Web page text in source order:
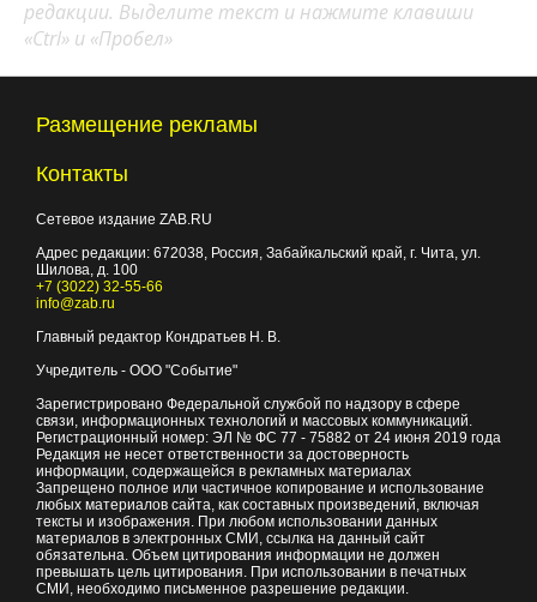
редакции. Выделите текст и нажмите клавиши
«Ctrl» и «Пробел»
Размещение рекламы
Контакты
Сетевое издание ZAB.RU
Адрес редакции: 672038, Россия, Забайкальский край, г. Чита, ул.
Шилова, д. 100
+7 (3022) 32-55-66
info@zab.ru
Главный редактор Кондратьев Н. В.
Учредитель - ООО "Событие"
Зарегистрировано Федеральной службой по надзору в сфере
связи, информационных технологий и массовых коммуникаций.
Регистрационный номер: ЭЛ № ФС 77 - 75882 от 24 июня 2019 года
Редакция не несет ответственности за достоверность
информации, содержащейся в рекламных материалах
Запрещено полное или частичное копирование и использование
любых материалов сайта, как составных произведений, включая
тексты и изображения. При любом использовании данных
материалов в электронных СМИ, ссылка на данный сайт
обязательна. Объем цитирования информации не должен
превышать цель цитирования. При использовании в печатных
СМИ, необходимо письменное разрешение редакции.